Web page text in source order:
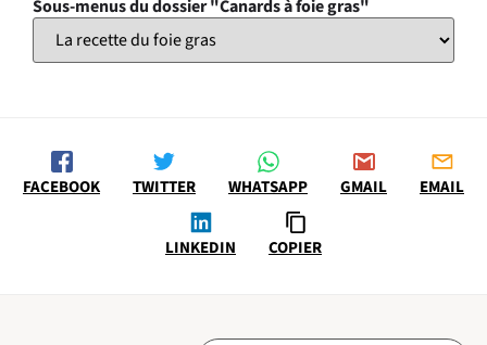
Sous-menus du dossier "Canards à foie gras"
FACEBOOK TWITTER WHATSAPP GMAIL EMAIL
LINKEDIN COPIER